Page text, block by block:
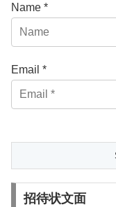
Name *
Email *
招待状文面